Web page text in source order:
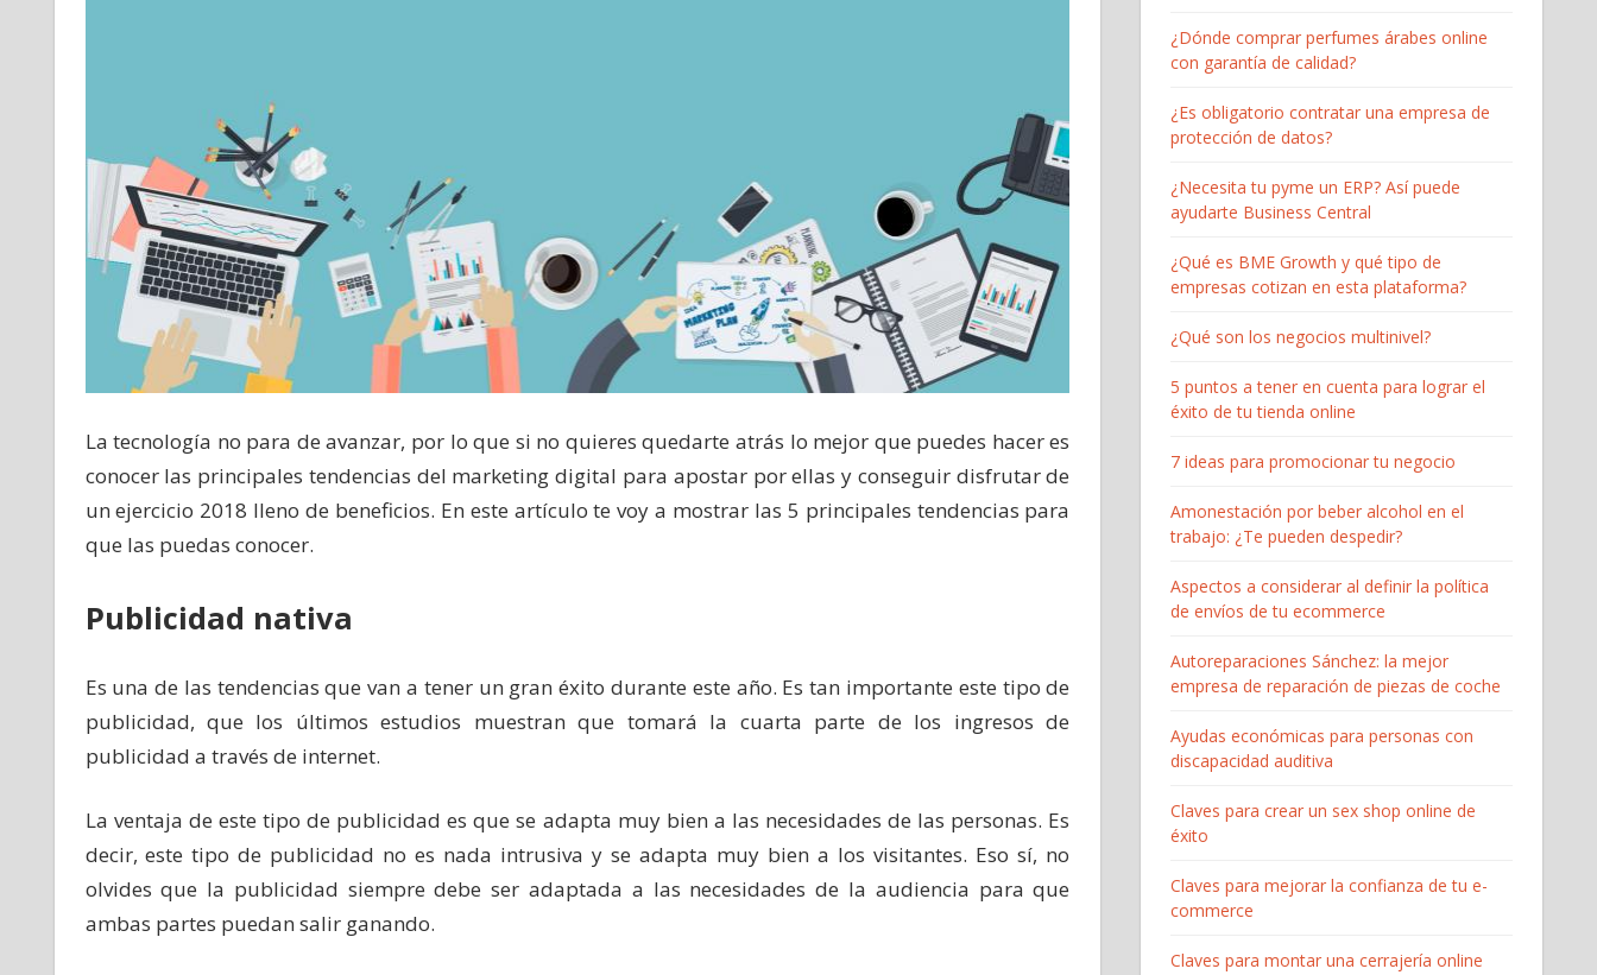
La tecnología no para de avanzar, por lo que si no quieres quedarte atrás lo mejor que puedes hacer es
conocer las principales tendencias del marketing digital para apostar por ellas y conseguir disfrutar de
un ejercicio 2018 lleno de beneficios. En este artículo te voy a mostrar las 5 principales tendencias para
que las puedas conocer.
Publicidad nativa
Es una de las tendencias que van a tener un gran éxito durante este año. Es tan importante este tipo de
publicidad, que los últimos estudios muestran que tomará la cuarta parte de los ingresos de
publicidad a través de internet.
La ventaja de este tipo de publicidad es que se adapta muy bien a las necesidades de las personas. Es
decir, este tipo de publicidad no es nada intrusiva y se adapta muy bien a los visitantes. Eso sí, no
olvides que la publicidad siempre debe ser adaptada a las necesidades de la audiencia para que
ambas partes puedan salir ganando.
¿Dónde comprar perfumes árabes online
con garantía de calidad?
¿Es obligatorio contratar una empresa de
protección de datos?
¿Necesita tu pyme un ERP? Así puede
ayudarte Business Central
¿Qué es BME Growth y qué tipo de
empresas cotizan en esta plataforma?
¿Qué son los negocios multinivel?
5 puntos a tener en cuenta para lograr el
éxito de tu tienda online
7 ideas para promocionar tu negocio
Amonestación por beber alcohol en el
trabajo: ¿Te pueden despedir?
Aspectos a considerar al definir la política
de envíos de tu ecommerce
Autoreparaciones Sánchez: la mejor
empresa de reparación de piezas de coche
Ayudas económicas para personas con
discapacidad auditiva
Claves para crear un sex shop online de
éxito
Claves para mejorar la confianza de tu e-
commerce
Claves para montar una cerrajería online